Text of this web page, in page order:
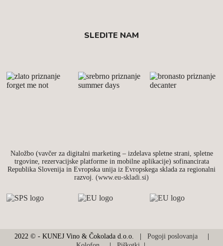
SLEDITE NAM
Naložbo (vavčer za digitalni marketing – izdelava spletne strani, spletne
trgovine, rezervacijske platforme in mobilne aplikacije) sofinancirata
Republika Slovenija in Evropska unija iz Evropskega sklada za regionalni
razvoj. (www.eu-skladi.si)
2022 © - KUNEJ Vino & Čokolada d.o.o. | Pogoji poslovanja|